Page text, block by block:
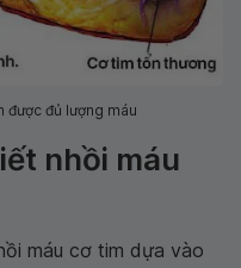
được đủ lượng máu
nhồi máu
máu cơ tim dựa vào